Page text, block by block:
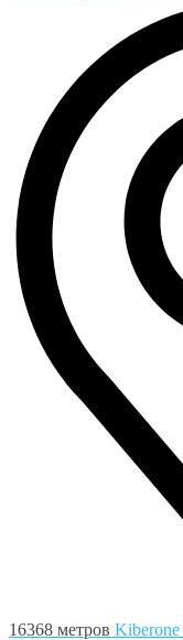
16368 метров Kiberone